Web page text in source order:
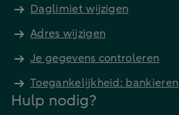
Daglimiet wijzigen
Adres wijzigen
Je gegevens controleren
Toegankelijkheid: bankieren
Hulp nodig?